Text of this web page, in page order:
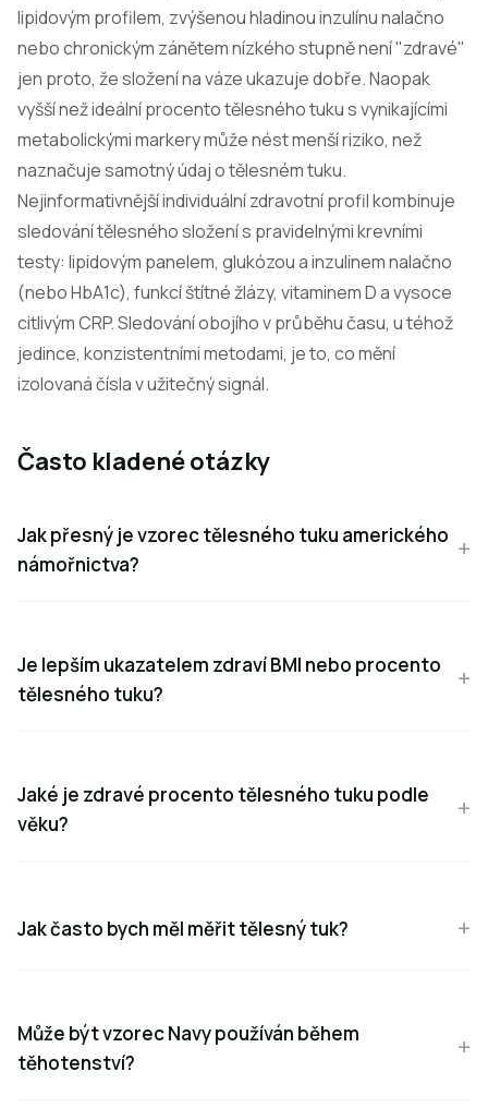
lipidovým profilem, zvýšenou hladinou inzulínu nalačno
nebo chronickým zánětem nízkého stupně není "zdravé"
jen proto, že složení na váze ukazuje dobře. Naopak
vyšší než ideální procento tělesného tuku s vynikajícími
metabolickými markery může nést menší riziko, než
naznačuje samotný údaj o tělesném tuku.
Nejinformativnější individuální zdravotní profil kombinuje
sledování tělesného složení s pravidelnými krevními
testy: lipidovým panelem, glukózou a inzulinem nalačno
(nebo HbA1c), funkcí štítné žlázy, vitaminem D a vysoce
citlivým CRP. Sledování obojího v průběhu času, u téhož
jedince, konzistentními metodami, je to, co mění
izolovaná čísla v užitečný signál.
Často kladené otázky
Jak přesný je vzorec tělesného tuku amerického
námořnictva?
Je lepším ukazatelem zdraví BMI nebo procento
tělesného tuku?
Jaké je zdravé procento tělesného tuku podle
věku?
Jak často bych měl měřit tělesný tuk?
Může být vzorec Navy používán během
těhotenství?